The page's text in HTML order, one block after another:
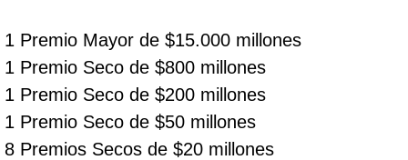
1 Premio Mayor de $15.000 millones
1 Premio Seco de $800 millones
1 Premio Seco de $200 millones
1 Premio Seco de $50 millones
8 Premios Secos de $20 millones